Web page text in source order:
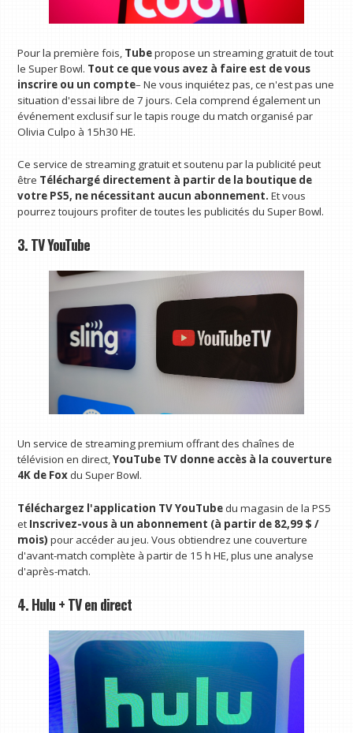
Pour la première fois, Tubepropose un streaming gratuit de tout
le Super Bowl. Tout ce que vous avez à faire est de vous
inscrire ou un compte– Ne vous inquiétez pas, ce n'est pas une
situation d'essai libre de 7 jours. Cela comprend également un
événement exclusif sur le tapis rouge du match organisé par
Olivia Culpo à 15h30 HE.
Ce service de streaming gratuit et soutenu par la publicité peut
être Téléchargé directement à partir de la boutique de
votre PS5, ne nécessitant aucun abonnement. Et vous
pourrez toujours profiter de toutes les publicités du Super Bowl.
3. TV YouTube
Un service de streaming premium offrant des chaînes de
télévision en direct,YouTube TV donne accès à la couverture
4K de Foxdu Super Bowl.
Téléchargez l'application TV YouTubedu magasin de la PS5
et Inscrivez-vous à un abonnement (à partir de 82,99 $ /
mois) pour accéder au jeu. Vous obtiendrez une couverture
d'avant-match complète à partir de 15 h HE, plus une analyse
d'après-match.
4. Hulu + TV en direct